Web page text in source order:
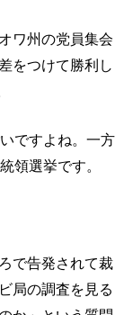
ワ州の党員集会
をつけて勝利し
ですよね。一方
領選挙です。
で告発されて裁
局の調査を見る